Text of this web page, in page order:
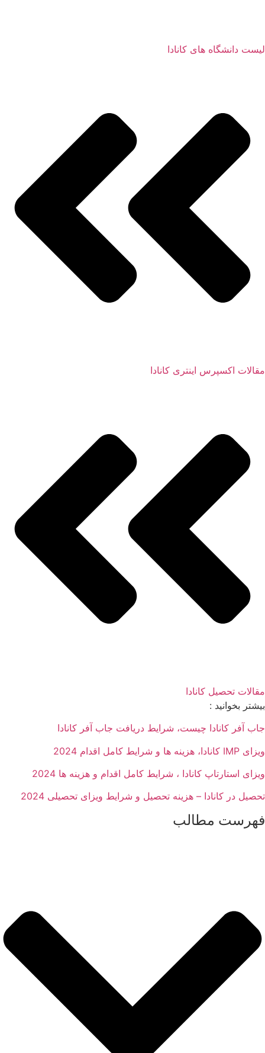
لیست دانشگاه های کانادا
مقالات اکسپرس اینتری کانادا
مقالات تحصیل کانادا
بیشتر بخوانید :
جاب آفر کانادا چیست، شرایط دریافت جاب آفر کانادا
ویزای IMP کانادا، هزینه ها و شرایط کامل اقدام 2024
ویزای استارتاپ کانادا ، شرایط کامل اقدام و هزینه ها 2024
تحصیل در کانادا – هزینه‌ تحصیل و شرایط ویزای تحصیلی 2024
فهرست مطالب